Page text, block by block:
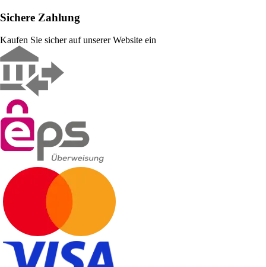
Sichere Zahlung
Kaufen Sie sicher auf unserer Website ein